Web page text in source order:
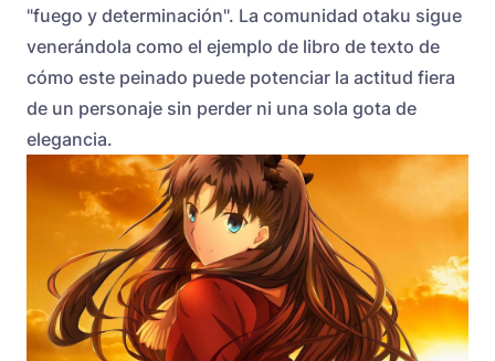
"fuego y determinación". La comunidad otaku sigue
venerándola como el ejemplo de libro de texto de
cómo este peinado puede potenciar la actitud fiera
de un personaje sin perder ni una sola gota de
elegancia.